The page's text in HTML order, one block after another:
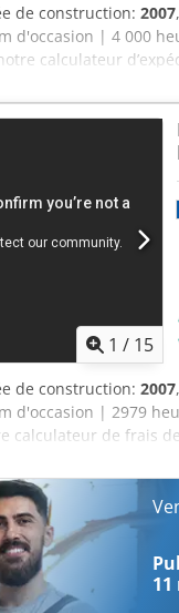
de construction: 2007
d'occasion | 4 000
calculateur
EUR ou faites une
d’approbation)*
ℹ️, 0
les 200 heures
Hex Af Ueha 📄
ou une vidéo ?
plus détaillées
approfondie par
✔ Options de
? Nous proposons
accessibles
1 / 15
de construction: 2007
d'occasion | 2979
calculateur de frais
EUR ou faites une
👷‍♂️
une
rayures et
des photos
utilisée pour
et notre service se